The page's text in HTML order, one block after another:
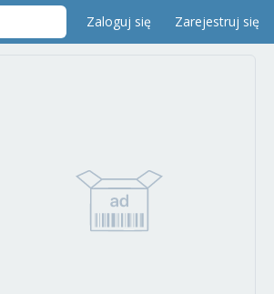
Zaloguj się Zarejestruj się